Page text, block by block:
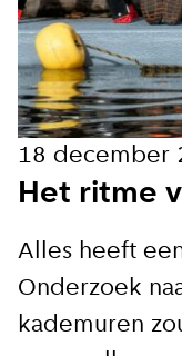
Het ritme
18 december
Alles heeft
Onderzoek
kademuren